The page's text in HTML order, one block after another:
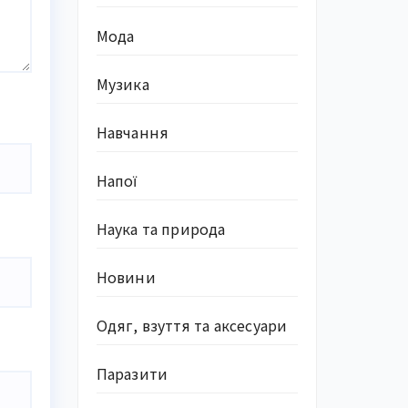
Мода
Музика
Навчання
Напої
Наука та природа
Новини
Одяг, взуття та аксесуари
Паразити